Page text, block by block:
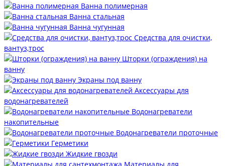
Ванна полимерная
Ванна стальная
Ванна чугунная
Средства для очистки,
вантуз,трос
Шторки (ограждения) на
ванну
Экраны под ванну
Аксессуары для
водонагревателей
Водонагреватели
накопительные
Водонагреватели проточные
Герметики
Жидкие гвозди